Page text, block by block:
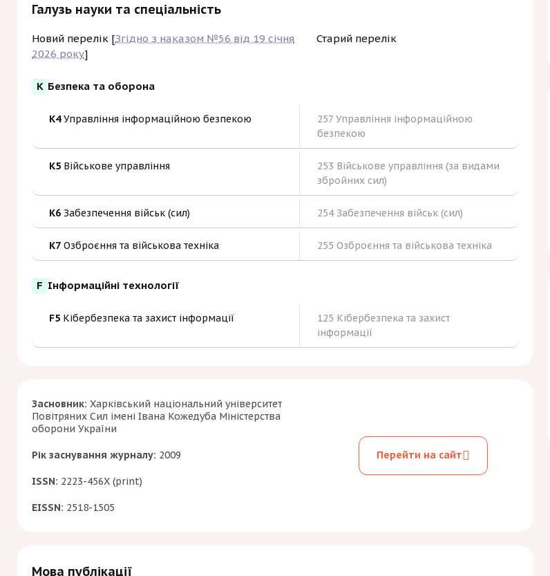
Галузь науки та спеціальність
Новий перелік [Згідно з наказом №56 від 19 січня
2026 року]
Старий перелік
K Безпека та оборона
K4Управління інформаційною безпекою
257 Управління інформаційною
безпекою
K5 Військове управління
253 Військове управління (за видами
збройних сил)
K6 Забезпечення військ (сил) 254 Забезпечення військ (сил)
K7 Озброєння та військова техніка 255 Озброєння та військова техніка
F Інформаційні технології
F5 Кібербезпека та захист інформації
125 Кібербезпека та захист
інформації
Засновник: Харківський національний університет
Повітряних Сил імені Івана Кожедуба Міністерства
оборони України
Рік заснування журналу: 2009
ISSN: 2223-456X (print)
EISSN: 2518-1505
Перейти на сайт
Мова публікації